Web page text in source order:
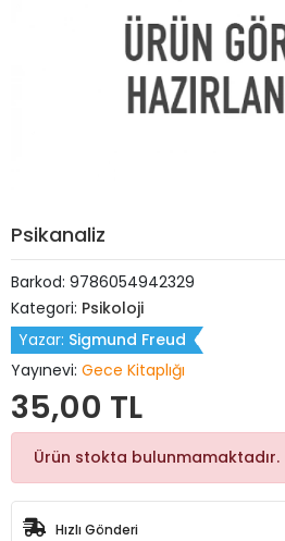
Psikanaliz
Barkod: 9786054942329
Kategori: Psikoloji
Yazar: Sigmund Freud
Yayınevi: Gece Kitaplığı
35,00 TL
Ürün stokta bulunmamaktadır.
Hızlı Gönderi